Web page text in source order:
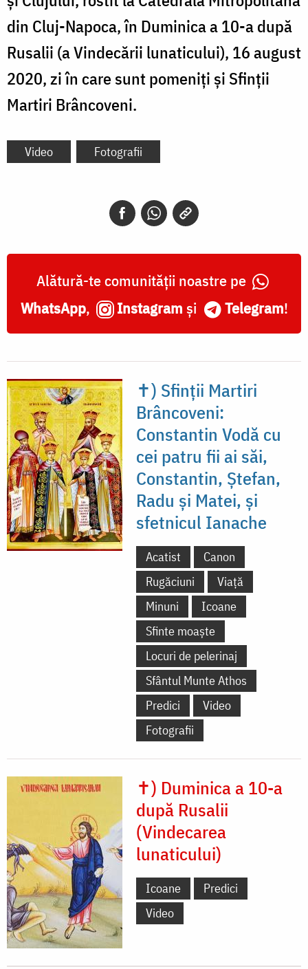
din Cluj-Napoca, în Duminica a 10-a după
Rusalii (a Vindecării lunaticului), 16 august
2020, zi în care sunt pomeniți și Sfinții
Martiri Brâncoveni.
Video Fotografii
Alătură-te comunității noastre pe
WhatsApp, Instagram și Telegram!
✝) Sfinții Martiri
Brâncoveni:
Constantin Vodă cu
cei patru fii ai săi,
Constantin, Ștefan,
Radu și Matei, și
sfetnicul Ianache
Acatist
Canon
Rugăciuni
Viață
Minuni
Icoane
Sfinte moaște
Locuri de pelerinaj
Sfântul Munte Athos
Predici
Video
Fotografii
✝) Duminica a 10-a
după Rusalii
(Vindecarea
lunaticului)
Icoane
Predici
Video